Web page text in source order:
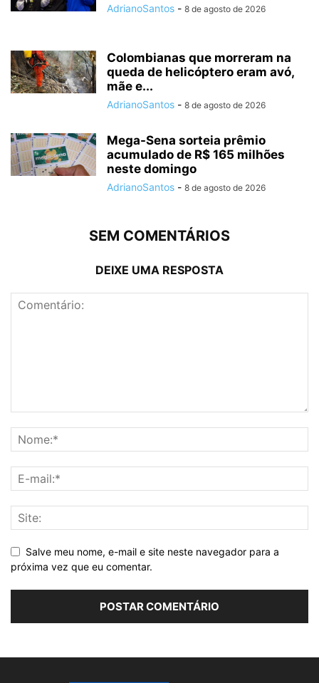
AdrianoSantos - 8 de agosto de 2026
Colombianas que morreram na
queda de helicóptero eram avó,
mãe e...
AdrianoSantos - 8 de agosto de 2026
Mega-Sena sorteia prêmio
acumulado de R$ 165 milhões
neste domingo
AdrianoSantos - 8 de agosto de 2026
SEM COMENTÁRIOS
DEIXE UMA RESPOSTA
Salve meu nome, e-mail e site neste navegador para a
próxima vez que eu comentar.